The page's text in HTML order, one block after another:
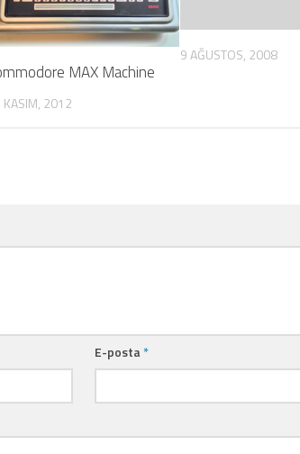
MAX Machine
KASIM, 2012
9 AĞUSTOS, 2008
E-posta *